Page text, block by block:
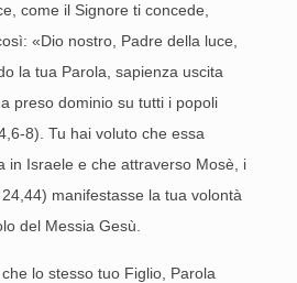
come il Signore ti concede,
«Dio nostro, Padre della luce,
la tua Parola, sapienza uscita
preso dominio su tutti i popoli
8). Tu hai voluto che essa
in Israele e che attraverso Mosè, i
manifestasse la tua volontà
del Messia Gesù.
lo stesso tuo Figlio, Parola